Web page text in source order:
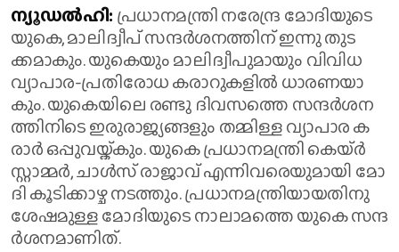
ന്യൂ​ഡ​ൽ​ഹി: പ്ര​ധാ​നമ​ന്ത്രി ന​രേ​ന്ദ്ര മോ​ദി​യു​ടെ
യു​കെ, മാ​ലി​ദ്വീ​പ് സ​ന്ദ​ർ​ശ​ന​ത്തി​ന് ഇ​ന്നു തു​ട​
ക്കമാകും. യു​കെ​യും മാ​ലി​ദ്വീ​പു​മാ​യും വി​വി​ധ
വ്യാ​പാ​ര-​പ്ര​തി​രോ​ധ​ ക​രാ​റു​ക​ളി​ൽ ധാ​ര​ണ​യാ​
കും. യു​കെ​യി​ലെ ര​ണ്ടു ദി​വ​സ​ത്തെ സ​ന്ദ​ർ​ശ​ന​
ത്തി​നി​ടെ ഇ​രു​രാ​ജ്യ​ങ്ങ​ളും ത​മ്മി​ള്ള വ്യാ​പാ​ര ക​
രാ​ർ ഒ​പ്പു​വ​യ്ക്കും. യു​കെ പ്ര​ധാ​ന​മ​ന്ത്രി കെ​യ്ർ
സ്റ്റാ​മ്മ​ർ, ചാ​ൾ​സ് രാ​ജാ​വ് എ​ന്നി​വ​രെ​യു​മാ​യി മോ​
ദി കൂ​ടി​ക്കാ​ഴ്ച ന​ട​ത്തും. പ്ര​ധാ​ന​മ​ന്ത്രി​യാ​യ​തി​നു​
ശേ​ഷ​മു​ള്ള മോ​ദി​യു​ടെ നാ​ലാ​മ​ത്തെ യു​കെ സ​ന്ദ​
ർ​ശ​ന​മാ​ണി​ത്.